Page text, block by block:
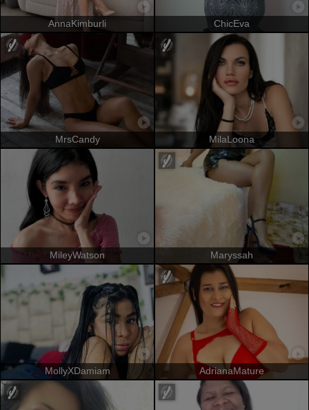
AnnaKimburli ChicEva
MrsCandy MilaLoona
MileyWatson Maryssah
MollyXDamiam AdrianaMature